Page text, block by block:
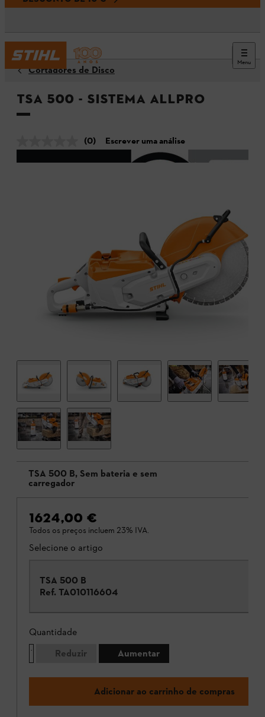
Menu
Cortadores de Disco
TSA 500 - Sistema ALLPRO
(0) Escrever uma análise
TSA 500 B, Sem bateria e sem
carregador
1624,00 €
Todos os preços incluem 23% IVA.
Selecione o artigo
TSA 500 B
Ref. TA010116604
Quantidade
Reduzir
Aumentar
Adicionar ao carrinho de compras